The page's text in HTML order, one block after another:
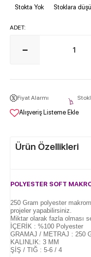
Stokta Yok Stoklara
ADET:
Fiyat Alarmı
Alışveriş Listeme Ekle
Ürün Özellikleri
POLYESTER SOFT
250 Gram polyester
projeler yapabilirsiniz.
Miktar olarak fazla olması
İÇERİK : %100 Polyester
GRAMAJ / METRAJ : 250
KALINLIK: 3 MM
ŞİŞ / TIĞ : 5-6 / 4